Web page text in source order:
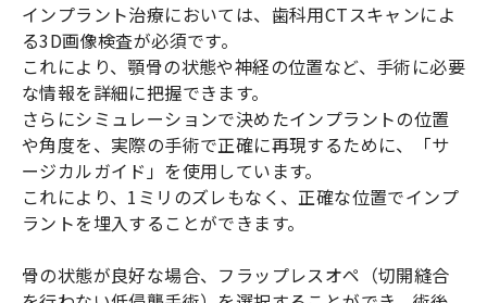
インプラント治療においては、歯科用CTスキャンによ
る3D画像検査が必須です。
これにより、顎骨の状態や神経の位置など、手術に必要
な情報を詳細に把握できます。
さらにシミュレーションで決めたインプラントの位置
や角度を、実際の手術で正確に再現するために、「サ
ージカルガイド」を使用しています。
これにより、1ミリのズレもなく、正確な位置でインプ
ラントを埋入することができます。
骨の状態が良好な場合、フラップレスオペ（切開縫合